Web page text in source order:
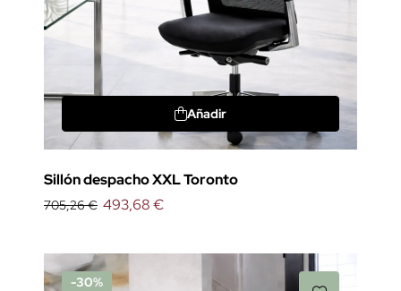
Añadir
Sillón despacho XXL Toronto
705,26 € 493,68 €
-30%